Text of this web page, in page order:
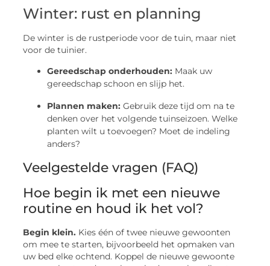
Winter: rust en planning
De winter is de rustperiode voor de tuin, maar niet
voor de tuinier.
Gereedschap onderhouden: Maak uw
gereedschap schoon en slijp het.
Plannen maken: Gebruik deze tijd om na te
denken over het volgende tuinseizoen. Welke
planten wilt u toevoegen? Moet de indeling
anders?
Veelgestelde vragen (FAQ)
Hoe begin ik met een nieuwe
routine en houd ik het vol?
Begin klein. Kies één of twee nieuwe gewoonten
om mee te starten, bijvoorbeeld het opmaken van
uw bed elke ochtend. Koppel de nieuwe gewoonte